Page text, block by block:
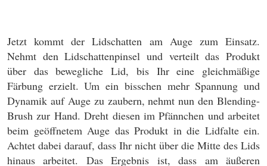
Jetzt kommt der Lidschatten am Auge zum Einsatz.
Nehmt den Lidschattenpinsel und verteilt das Produkt
über das bewegliche Lid, bis Ihr eine gleichmäßige
Färbung erzielt. Um ein bisschen mehr Spannung und
Dynamik auf Auge zu zaubern, nehmt nun den Blending-
Brush zur Hand. Dreht diesen im Pfännchen und arbeitet
beim geöffnetem Auge das Produkt in die Lidfalte ein.
Achtet dabei darauf, dass Ihr nicht über die Mitte des Lids
hinaus arbeitet. Das Ergebnis ist, dass am äußeren